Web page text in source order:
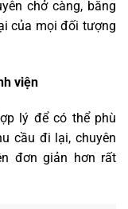
chở càng, bằng
của mọi đối tượng
viện
lý để có thể phù
cầu đi lại, chuyên
đơn giản hơn rất